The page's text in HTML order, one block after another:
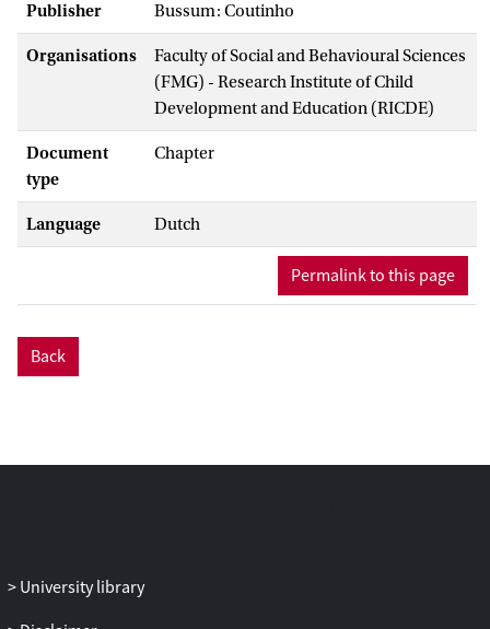
Publisher Bussum: Coutinho
Organisations
Faculty of Social and Behavioural Sciences
(FMG) - Research Institute of Child
Development and Education (RICDE)
Document
type
Chapter
Language Dutch
Permalink to this page
Back
University library